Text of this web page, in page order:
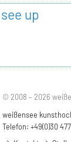
see up
© 2008 – 2026
weißensee
Telefon: +49(0)30